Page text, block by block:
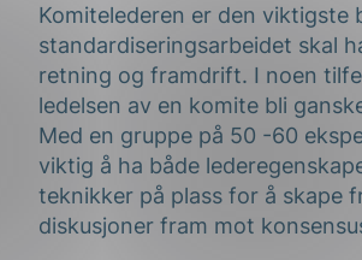
Komitelederen er den viktigste
standardiseringsarbeidet skal
retning og framdrift. I noen
ledelsen av en komite bli
Med en gruppe på 50 -60
viktig å ha både
teknikker på plass for å skape
diskusjoner fram mot